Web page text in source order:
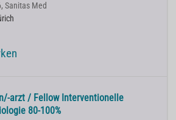
Sanitas Med
arzt / Fellow Interventionelle
80-100%